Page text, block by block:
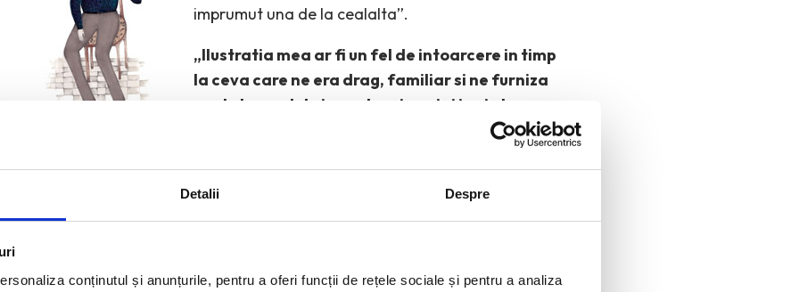
Detalii Despre
conținutul și anunțurile, pentru a oferi funcții de rețele sociale și pentru a analiza
imprumut una de la cealalta”.
„Ilustratia mea ar fi un fel de intoarcere in timp
la ceva care ne era drag, familiar si ne furniza
acel element de incredere in noi si in viata
de ceramica, nu doar le decoreaza, ceea ce inseamna ca atunci cand
focuseaza doar pe creatie ceramica si atat. „E greu sa le fac in acelasi timp
practice. Cand lucrez cu portelanul, spatiul de lucru se modifica mult.
locul negativelor si al altor unelte specifice. Imi place aceasta
frumosul si atunci il iau de unde pot. Nu imi este frica sa